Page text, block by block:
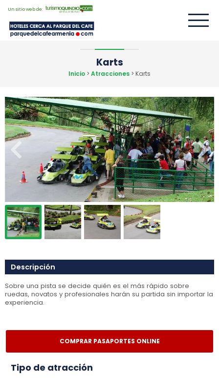
Un sitio web de:
Karts
Inicio > Atracciones > Karts
Descripción
Sobre una pista se decide quién es el más rápido sobre
ruedas, novatos y profesionales harán su partida sin importar la
experiencia.
COMPRAR PASAPORTES ONLINE
Tipo de atracción